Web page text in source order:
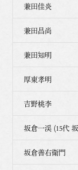
兼田佳炎
兼田昌尚
兼田知明
厚東孝明
吉野桃李
坂倉一渓 (15代
坂倉善右衛門